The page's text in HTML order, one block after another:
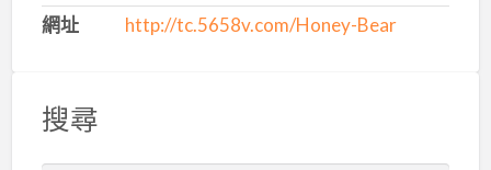
網址
http://tc.5658v.com/Honey-Bear
搜尋